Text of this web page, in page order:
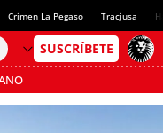
Crimen La Pegaso Tracjusa